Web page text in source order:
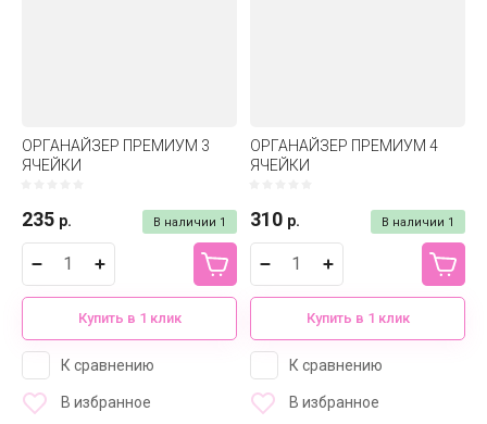
ОРГАНАЙЗЕР ПРЕМИУМ 3
ЯЧЕЙКИ
В наличии 1
235 р.
Купить в 1 клик
К сравнению
В избранное
ОРГАНАЙЗЕР ПРЕМИУМ 4
ЯЧЕЙКИ
В наличии 1
310 р.
Купить в 1 клик
К сравнению
В избранное